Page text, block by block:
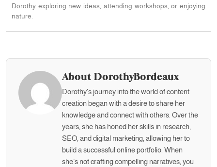
Dorothy exploring new ideas, attending workshops, or enjoying
nature.
About DorothyBordeaux
Dorothy's journey into the world of content
creation began with a desire to share her
knowledge and connect with others. Over the
years, she has honed her skills in research,
SEO, and digital marketing, allowing her to
build a successful online portfolio. When
she’s not crafting compelling narratives, you